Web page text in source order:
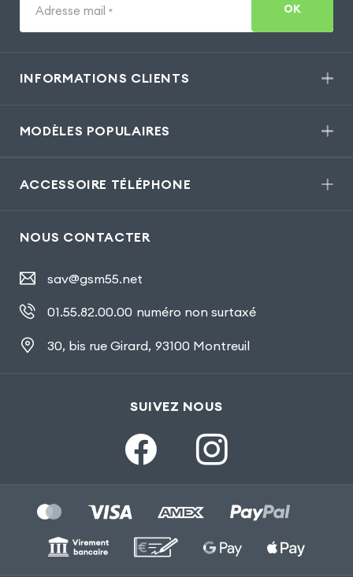
Adresse mail * OK
INFORMATIONS CLIENTS
MODÈLES POPULAIRES
ACCESSOIRE TÉLÉPHONE
NOUS CONTACTER
sav@gsm55.net
01.55.82.00.00 numéro non surtaxé
30, bis rue Girard, 93100 Montreuil
SUIVEZ NOUS